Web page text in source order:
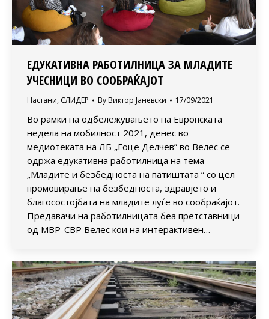
ЕДУКАТИВНА РАБОТИЛНИЦА ЗА МЛАДИТЕ
УЧЕСНИЦИ ВО СООБРАЌАЈОТ
Настани, СЛИДЕР By Виктор Јаневски 17/09/2021
Во рамки на одбележувањето на Европската
недела на мобилност 2021, денес во
медиотеката на ЛБ „Гоце Делчев” во Велес се
одржа едукативна работилница на тема
„Младите и безбедноста на патиштата “ со цел
промовирање на безбедноста, здравјето и
благосостојбата на младите луѓе во сообраќајот.
Предавачи на работилницата беа претставници
од МВР-СВР Велес кои на интерактивен…